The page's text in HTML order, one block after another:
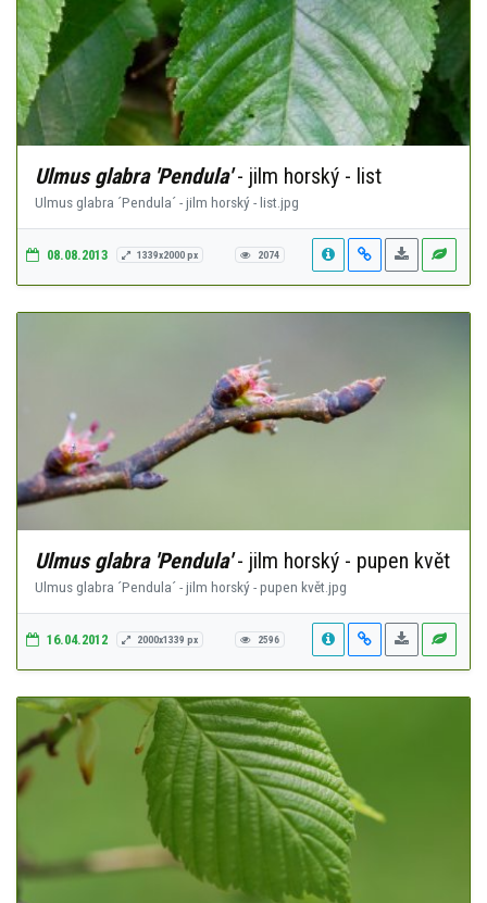
Ulmus glabra 'Pendula'- jilm horský - list
Ulmus glabra ´Pendula´ - jilm horský - list.jpg
08.08.2013 1339x2000 px 2074
Ulmus glabra 'Pendula'- jilm horský - pupen květ
Ulmus glabra ´Pendula´ - jilm horský - pupen květ.jpg
16.04.2012 2000x1339 px 2596